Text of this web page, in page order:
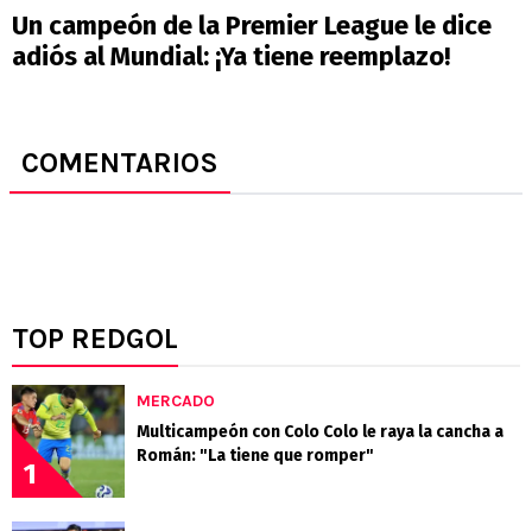
Un campeón de la Premier League le dice
adiós al Mundial: ¡Ya tiene reemplazo!
COMENTARIOS
TOP REDGOL
1
MERCADO
Multicampeón con Colo Colo le raya la cancha a
Román: "La tiene que romper"